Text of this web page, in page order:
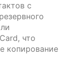
с
что
копирование